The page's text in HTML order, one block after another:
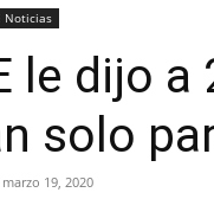
Noticias
le dijo
solo
marzo 19, 2020